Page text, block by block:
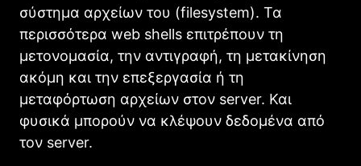
σύστημα αρχείων του (filesystem). Τα
περισσότερα web shells επιτρέπουν τη
μετονομασία, την αντιγραφή, τη μετακίνηση
ακόμη και την επεξεργασία ή τη
μεταφόρτωση αρχείων στον server. Και
φυσικά μπορούν να κλέψουν δεδομένα από
τον server.